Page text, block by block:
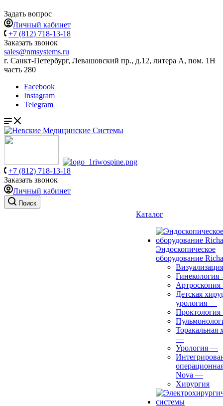
Задать вопрос
Личный кабинет
+7 (812) 718-13-18
Заказать звонок
sales@nmsystems.ru
г. Санкт-Петербург, Левашовский пр., д.12, литера А, пом. 1Н
часть 280
Facebook
Instagram
Telegram
+7 (812) 718-13-18
Заказать звонок
Личный кабинет
Поиск
Каталог
Эндоскопическое
оборудование
Визуализация
Гинекология
Артроскопия
Детская
урология —
Проктология
Торакальная
—
Урология —
Nova —
Хирургия